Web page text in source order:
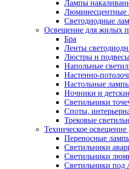
Лампы
Люминесцентные
Светодиодные
Освещение для жилых
Бра
Ленты
Люстры и
Напольные
Настенно-
Настольные
Ночники и
Светильники
Споты,
Трековые
Техническое освещение
Переносные
Светильники
Светильники
Светильники под